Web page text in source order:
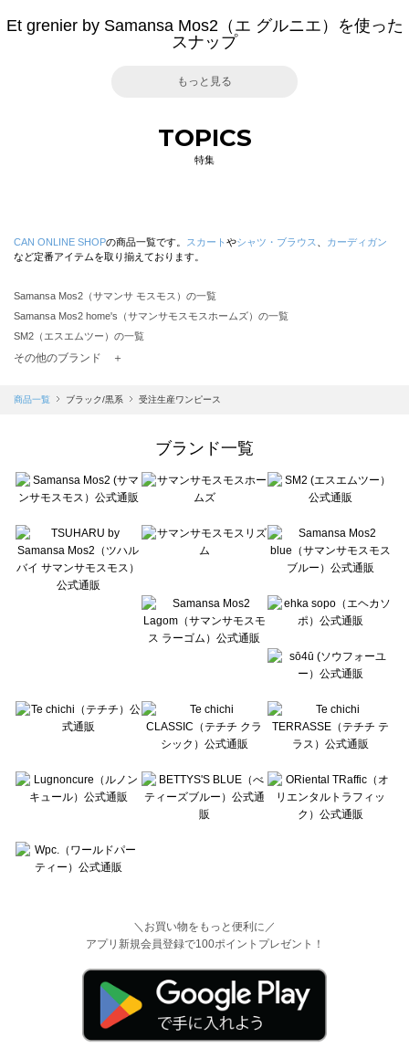
Et grenier by Samansa Mos2（エ グルニエ）を使った
スナップ
もっと見る
TOPICS
特集
CAN ONLINE SHOPの商品一覧です。 スカート やシャツ・ブラウス
カーディガン
など定番アイテムを取り揃えております。
Samansa Mos2（サマンサ モスモス）の一覧
Samansa Mos2 home's（サマンサモスモスホームズ）の一覧
SM2（エスエムツー）の一覧
TSUHARU by Samansa Mos2（ツハルバイサマンサモスモス）の一覧
Samansa Mos2 blue（サマンサモスモス ブルー）の一覧
Te chichi（テチチ）の一覧
Te chichi CLASSIC（テチチ クラシック）の一覧
Lugnoncure（ルノンキュール）の一覧
BETTY'S BLUE（べティーズブルー）の一覧
Wpc.（ワールドパーティー）の一覧
その他のブランド ＋
商品一覧 ブラック/黒系 受注生産ワンピース
ブランド一覧
＼お買い物をもっと便利に／
アプリ新規会員登録で100ポイントプレゼント！